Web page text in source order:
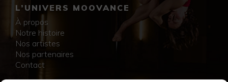
L’UNIVERS MOOVANCE
À propos
Notre histoire
Nos artistes
Nos partenaires
Contact